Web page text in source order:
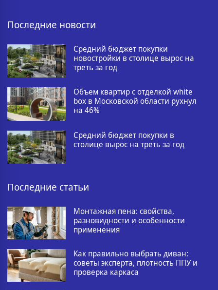
Последние новости
Средний бюджет покупки
новостройки в столице вырос на
треть за год
Объем квартир с отделкой white
box в Московской области рухнул
на 46%
Средний бюджет покупки в
столице вырос на треть за год
Последние статьи
Монтажная пена: свойства,
разновидности и особенности
применения
Как правильно выбрать диван:
советы эксперта, плотность ППУ и
проверка каркаса